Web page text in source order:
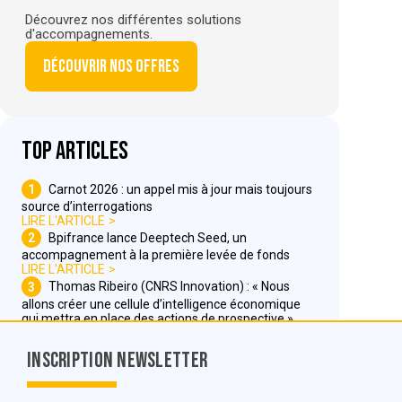
Découvrez nos différentes solutions
d'accompagnements.
Découvrir nos offres
Top articles
1
Carnot 2026 : un appel mis à jour mais toujours
source d’interrogations
LIRE L'ARTICLE
2
Bpifrance lance Deeptech Seed, un
accompagnement à la première levée de fonds
LIRE L'ARTICLE
3
Thomas Ribeiro (CNRS Innovation) : « Nous
allons créer une cellule d’intelligence économique
qui mettra en place des actions de prospective »
Inscription Newsletter